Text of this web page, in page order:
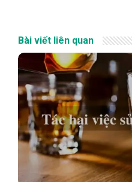
Bài viết liên quan